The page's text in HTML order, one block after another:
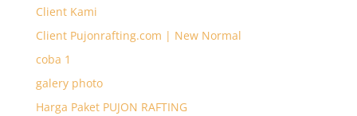
Client Kami
Client Pujonrafting.com | New Normal
coba 1
galery photo
Harga Paket PUJON RAFTING